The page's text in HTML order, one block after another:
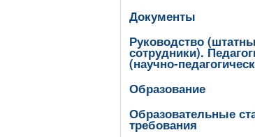
Документы
Руководство
сотрудники).
(научно-
Образование
Образовательные
требования